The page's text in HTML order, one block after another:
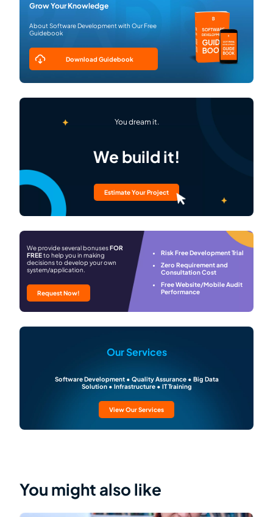
Grow Your Knowledge
About Software Development with Our Free
Guidebook
Download Guidebook
You dream it.
We build it!
Estimate Your Project
We provide several bonusesFOR
FREEto help you in making
decisions to develop your own
system/application.
Request Now!
Risk Free Development Trial
Zero Requirement and
Consultation Cost
Free Website/Mobile Audit
Performance
Our Services
Software Development • Quality Assurance • Big Data
Solution • Infrastructure • IT Training
View Our Services
You might also like